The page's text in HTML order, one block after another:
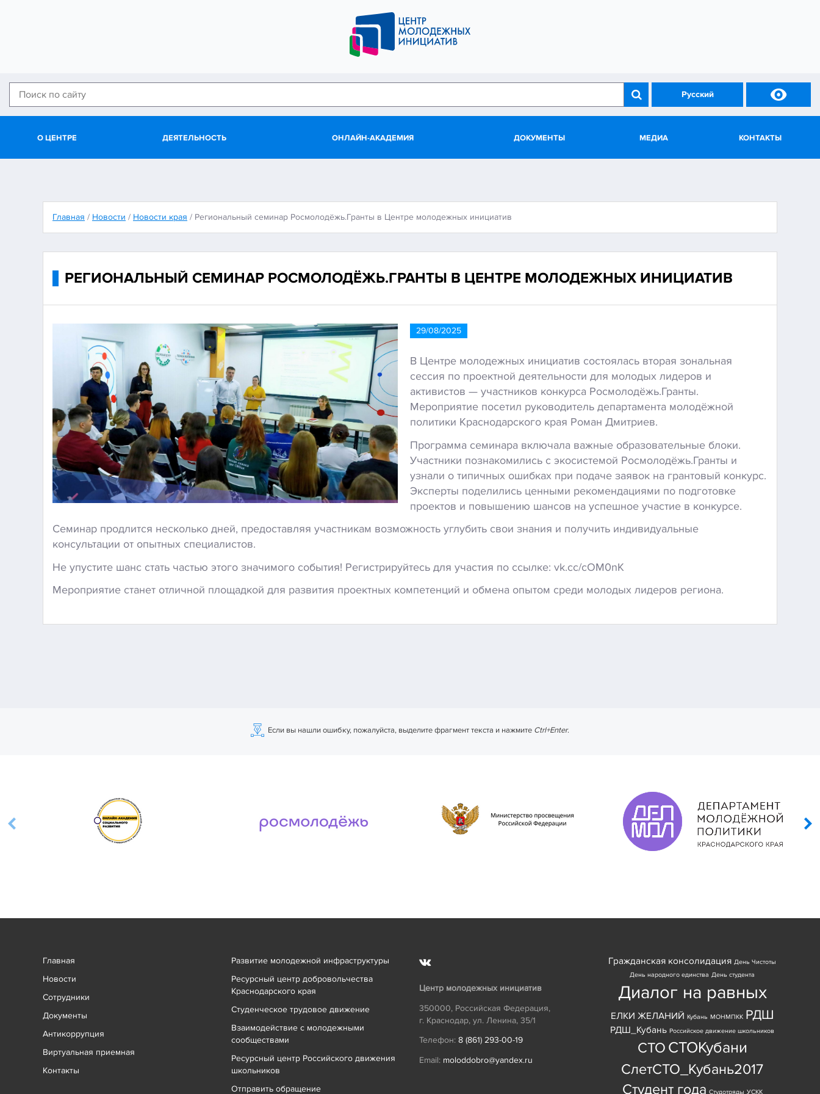
Русский 
О ЦЕНТРЕ ДЕЯТЕЛЬНОСТЬ ОНЛАЙН-АКАДЕМИЯ ДОКУМЕНТЫ МЕДИА КОНТАКТЫ
Главная / Новости / Новости края / Региональный семинар Росмолодёжь.Гранты в Центре молодежных инициатив
РЕГИОНАЛЬНЫЙ СЕМИНАР РОСМОЛОДЁЖЬ.ГРАНТЫ В ЦЕНТРЕ МОЛОДЕЖНЫХ ИНИЦИАТИВ
29/08/2025
В Центре молодежных инициатив состоялась вторая зональная
сессия по проектной деятельности для молодых лидеров и
активистов — участников конкурса Росмолодёжь.Гранты.
Мероприятие посетил руководитель департамента молодёжной
политики Краснодарского края Роман Дмитриев.
Программа семинара включала важные образовательные блоки.
Участники познакомились с экосистемой Росмолодёжь.Гранты и
узнали о типичных ошибках при подаче заявок на грантовый конкурс.
Эксперты поделились ценными рекомендациями по подготовке
проектов и повышению шансов на успешное участие в конкурсе.
Семинар продлится несколько дней, предоставляя участникам возможность углубить свои знания и получить индивидуальные
консультации от опытных специалистов.
Не упустите шанс стать частью этого значимого события! Регистрируйтесь для участия по ссылке: vk.cc/cOM0nK
Мероприятие станет отличной площадкой для развития проектных компетенций и обмена опытом среди молодых лидеров региона.
Если вы нашли ошибку, пожалуйста, выделите фрагмент текста и нажмите Ctrl+Enter.
Главная
Новости
Сотрудники
Документы
Антикоррупция
Виртуальная приемная
Контакты
Развитие молодежной инфраструктуры
Ресурсный центр добровольчества
Краснодарского края
Студенческое трудовое движение
Взаимодействие с молодежными
сообществами
Ресурсный центр Российского движения
школьников
Отправить обращение
Центр молодежных инициатив
350000, Российская Федерация,
г. Краснодар, ул. Ленина, 35/1
Телефон: 8 (861) 293-00-19
Email: moloddobro@yandex.ru
Гражданская консолидация День Чистоты
День народного единства День студента
Диалог на равных
ЕЛКИ ЖЕЛАНИЙ Кубань МОНМПКК РДШ
РДШ_Кубань Российское движение школьников
СТО СТОКубани
СлетСТО_Кубань2017
Студент года Студотряды УСКК